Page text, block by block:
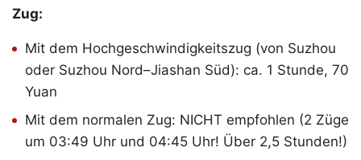
Zug:
Mit dem Hochgeschwindigkeitszug (von Suzhou
oder Suzhou Nord–Jiashan Süd): ca. 1 Stunde, 70
Yuan
Mit dem normalen Zug: NICHT empfohlen (2 Züge
um 03:49 Uhr und 04:45 Uhr! Über 2,5 Stunden!)